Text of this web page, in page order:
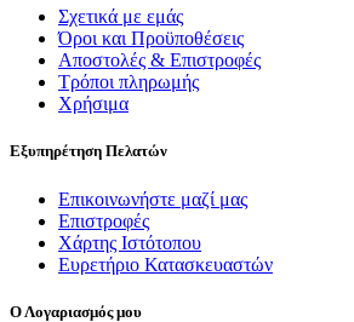
Σχετικά με εμάς
Όροι και Προϋποθέσεις
Αποστολές & Επιστροφές
Τρόποι πληρωμής
Χρήσιμα
Εξυπηρέτηση Πελατών
Επικοινωνήστε μαζί μας
Επιστροφές
Χάρτης Ιστότοπου
Ευρετήριο Κατασκευαστών
Ο Λογαριασμός μου